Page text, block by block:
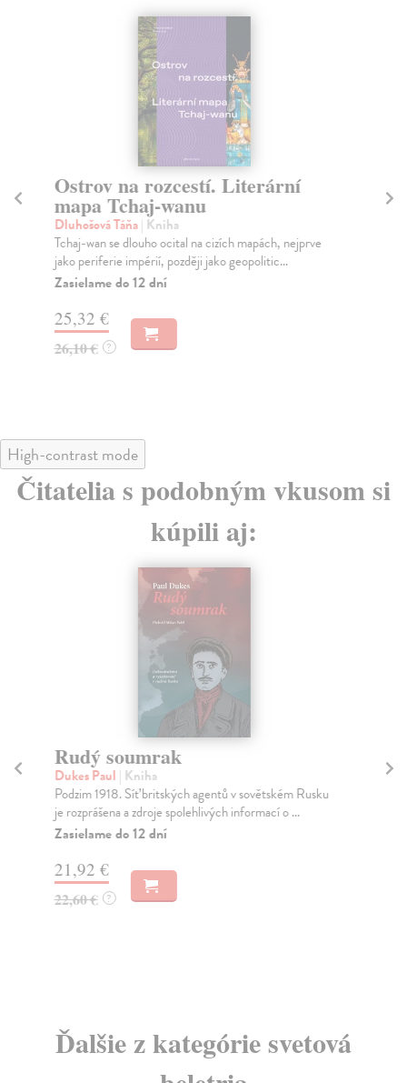
Ostrov na rozcestí. Literární
mapa Tchaj-wanu
Dluhošová Táňa| Kniha
Tchaj-wan se dlouho ocital na cizích mapách, nejprve
jako periferie impérií, později jako geopolitic...
Zasielame do 12 dní
25,32 €
26,10 € ?
High-contrast mode
Čitatelia s podobným vkusom si
kúpili aj:
Rudý soumrak
Dukes Paul | Kniha
Podzim 1918. Síť britských agentů v sovětském Rusku
je rozprášena a zdroje spolehlivých informací o ...
Zasielame do 12 dní
21,92 €
22,60 € ?
I-
Ďalšie z kategórie svetová